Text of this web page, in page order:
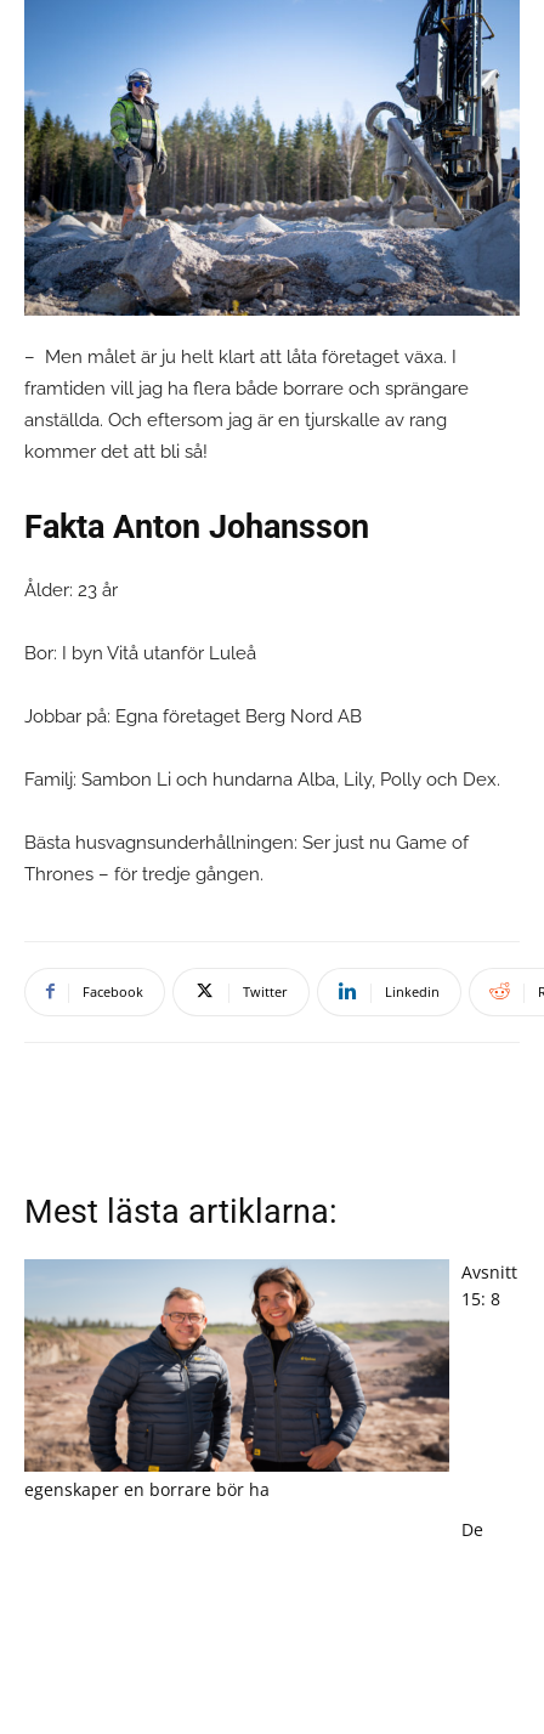
– Men målet är ju helt klart att låta företaget växa. I
framtiden vill jag ha flera både borrare och sprängare
anställda. Och eftersom jag är en tjurskalle av rang
kommer det att bli så!
Fakta Anton Johansson
Ålder: 23 år
Bor: I byn Vitå utanför Luleå
Jobbar på: Egna företaget Berg Nord AB
Familj: Sambon Li och hundarna Alba, Lily, Polly och Dex.
Bästa husvagnsunderhållningen: Ser just nu Game of
Thrones – för tredje gången.
Facebook Twitter Linkedin
Mest lästa artiklarna:
Avsnitt
15: 8
egenskaper en borrare bör ha
De